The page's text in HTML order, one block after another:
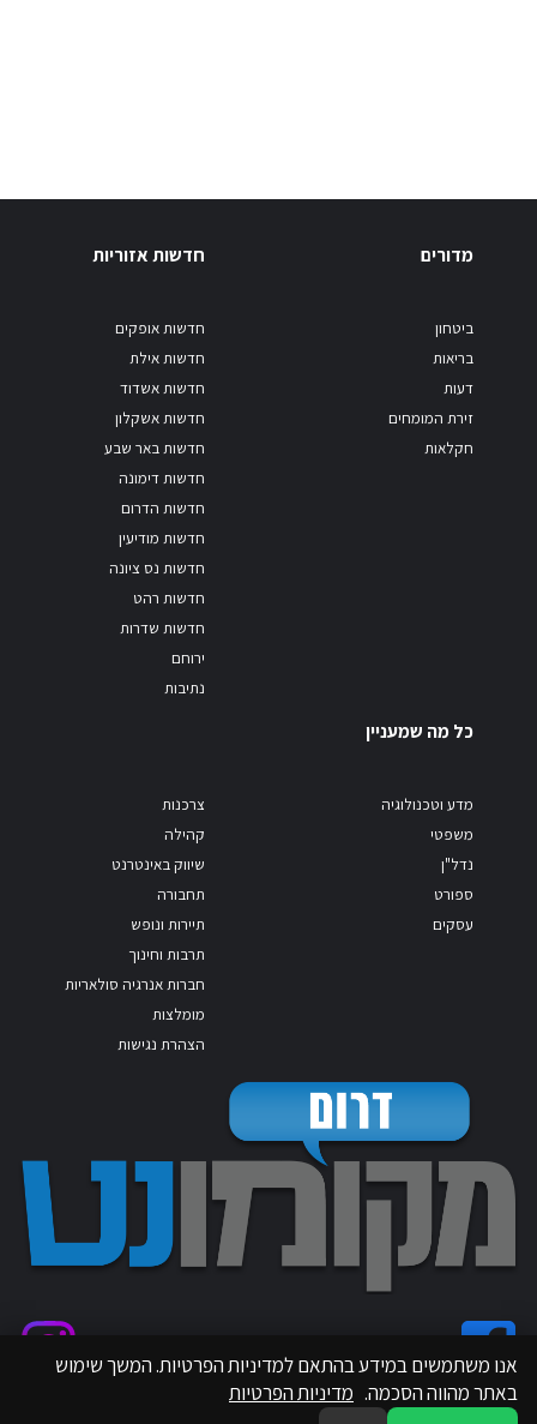
מדורים
ביטחון
בריאות
דעות
זירת המומחים
חקלאות
חדשות אזוריות
חדשות אופקים
חדשות אילת
חדשות אשדוד
חדשות אשקלון
חדשות באר שבע
חדשות דימונה
חדשות הדרום
חדשות מודיעין
חדשות נס ציונה
חדשות רהט
חדשות שדרות
ירוחם
נתיבות
כל מה שמעניין
מדע וטכנולוגיה
משפטי
נדל"ן
ספורט
עסקים
צרכנות
קהילה
שיווק באינטרנט
תחבורה
תיירות ונופש
תרבות וחינוך
חברות אנרגיה סולאריות
מומלצות
הצהרת נגישות
אנו משתמשים במידע בהתאם למדיניות הפרטיות. המשך שימוש
באתר מהווה הסכמה. מדיניות הפרטיות